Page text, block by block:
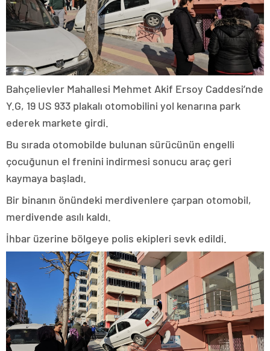
Bahçelievler Mahallesi Mehmet Akif Ersoy Caddesi’nde
Y.G, 19 US 933 plakalı otomobilini yol kenarına park
ederek markete girdi.
Bu sırada otomobilde bulunan sürücünün engelli
çocuğunun el frenini indirmesi sonucu araç geri
kaymaya başladı.
Bir binanın önündeki merdivenlere çarpan otomobil,
merdivende asılı kaldı.
İhbar üzerine bölgeye polis ekipleri sevk edildi.